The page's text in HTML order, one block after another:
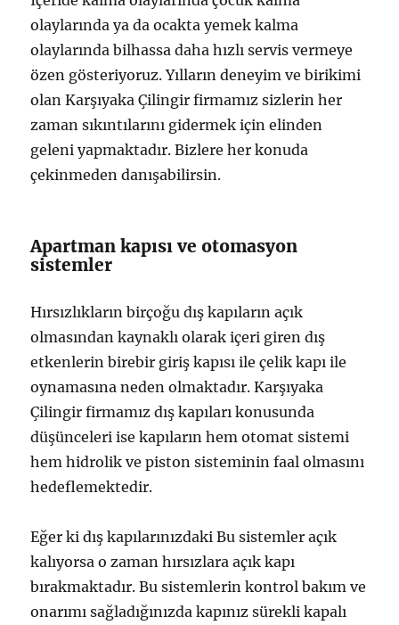
olaylarında ya da ocakta yemek kalma
olaylarında bilhassa daha hızlı servis vermeye
özen gösteriyoruz. Yılların deneyim ve birikimi
olan Karşıyaka Çilingir firmamız sizlerin her
zaman sıkıntılarını gidermek için elinden
geleni yapmaktadır. Bizlere her konuda
çekinmeden danışabilirsin.
Apartman kapısı ve otomasyon
sistemler
Hırsızlıkların birçoğu dış kapıların açık
olmasından kaynaklı olarak içeri giren dış
etkenlerin birebir giriş kapısı ile çelik kapı ile
oynamasına neden olmaktadır. Karşıyaka
Çilingir firmamız dış kapıları konusunda
düşünceleri ise kapıların hem otomat sistemi
hem hidrolik ve piston sisteminin faal olmasını
hedeflemektedir.
Eğer ki dış kapılarınızdaki Bu sistemler açık
kalıyorsa o zaman hırsızlara açık kapı
bırakmaktadır. Bu sistemlerin kontrol bakım ve
onarımı sağladığınızda kapınız sürekli kapalı